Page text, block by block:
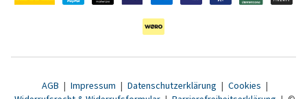
AGB | Impressum | Datenschutzerklärung | Cookies |